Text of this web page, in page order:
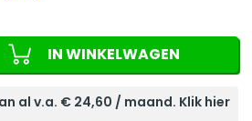
IN WINKELWAGEN
al v.a. € 24,60 / maand. Klik hier